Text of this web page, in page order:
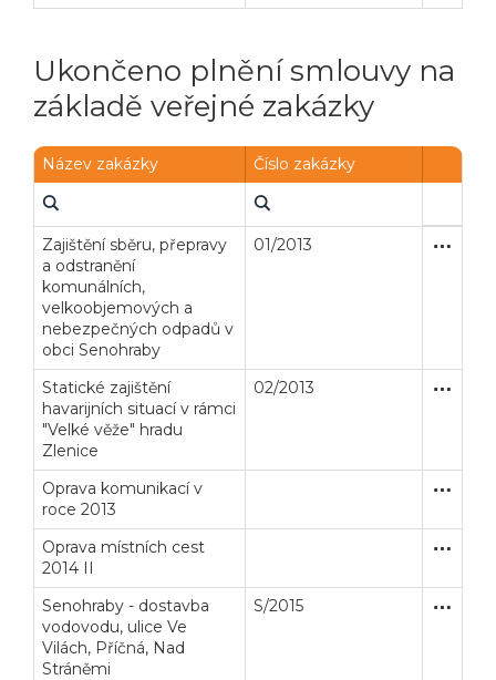
Ukončeno plnění smlouvy na
základě veřejné zakázky
Název zakázky Číslo zakázky
Zajištění sběru, přepravy
a odstranění
komunálních,
velkoobjemových a
nebezpečných odpadů v
obci Senohraby
01/2013 Služby
Statické zajištění
havarijních situací v rámci
"Velké věže" hradu
Zlenice
02/2013
Oprava komunikací v
roce 2013
Oprava místních cest
2014 II
Senohraby - dostavba
vodovodu, ulice Ve
Vilách, Příčná, Nad
Stráněmi
S/2015